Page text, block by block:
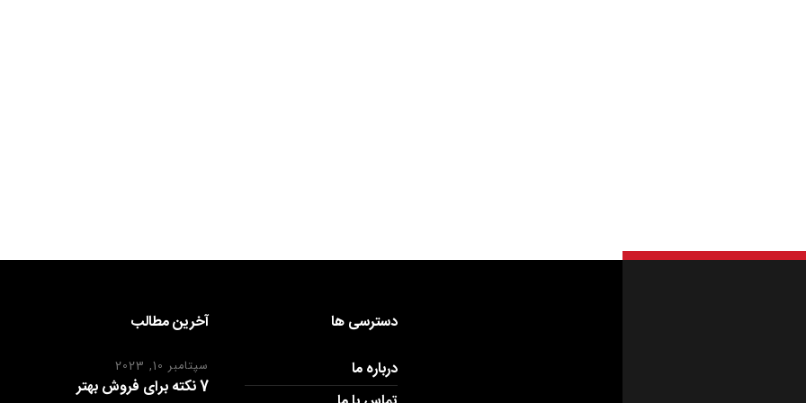
دسترسی ها
درباره ما
آخرین مطالب
سپتامبر 10, 2023
7 نکته برای فروش بهتر